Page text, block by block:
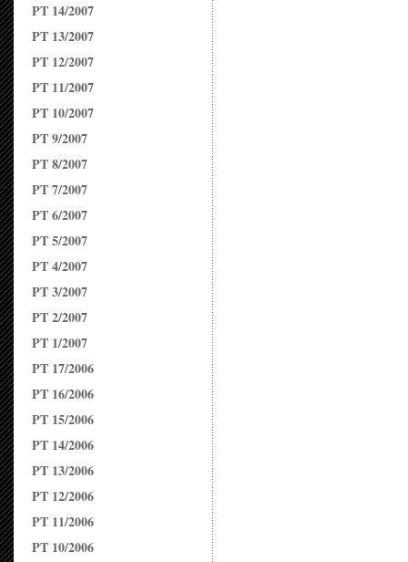
PT 14/2007
PT 13/2007
PT 12/2007
PT 11/2007
PT 10/2007
PT 9/2007
PT 8/2007
PT 7/2007
PT 6/2007
PT 5/2007
PT 4/2007
PT 3/2007
PT 2/2007
PT 1/2007
PT 17/2006
PT 16/2006
PT 15/2006
PT 14/2006
PT 13/2006
PT 12/2006
PT 11/2006
PT 10/2006